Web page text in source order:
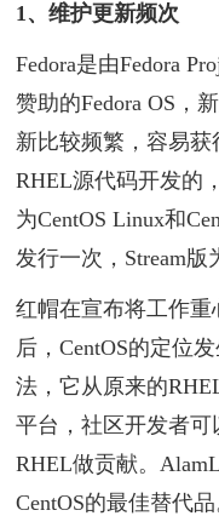
1、维护更新频次
Fedora是由Fedora
赞助的Fedora OS，
新比较频繁，容易获
RHEL源代码开发的
为CentOS Linux和
发行一次，Stream版
红帽在宣布将工作重
后，CentOS的定位
法，它从原来的
平台，社区开发者
RHEL做贡献。
CentOS的最佳替代品